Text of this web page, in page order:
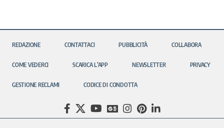
REDAZIONE CONTATTACI PUBBLICITÀ COLLABORA
COME VEDERCI SCARICA L’APP NEWSLETTER PRIVACY
GESTIONE RECLAMI CODICE DI CONDOTTA